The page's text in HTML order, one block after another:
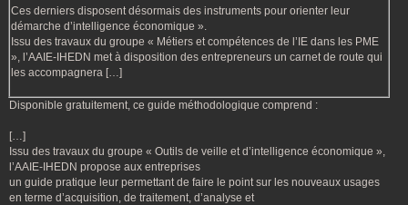
Ces derniers disposent désormais des instruments pour orienter leur
démarche d’intelligence économique ».
Issu des travaux du groupe « Métiers et compétences de l’IE dans les PME
», l’AAIE-IHEDN met à disposition des entrepreneurs un carnet de route qui
les accompagnera […]
Disponible gratuitement, ce guide méthodologique comprend :
[…]
Issu des travaux du groupe « Outils de veille et d’intelligence économique »,
l’AAIE-IHEDN propose aux entreprises
un guide pratique leur permettant de faire le point sur les nouveaux usages
en terme d’acquisition, de traitement, d’analyse et